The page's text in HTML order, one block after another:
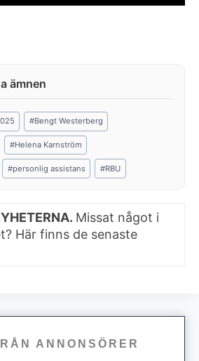
#Bengt Westerberg
#Helena Karnström
#personlig assistans #RBU
Missat något i
Här finns de senaste
ANNONSÖRER